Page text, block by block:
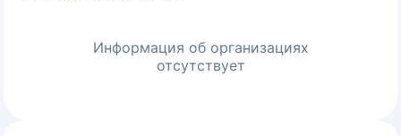
Информация об организациях
отсутствует